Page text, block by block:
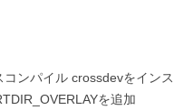
ンパイル crossdevをイン
を追加